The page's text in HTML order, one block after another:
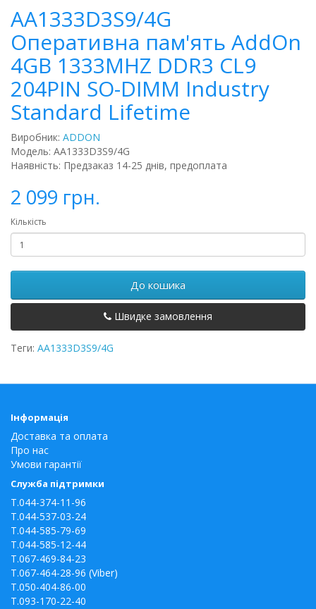
AA1333D3S9/4G
Оперативна пам'ять AddOn
4GB 1333MHZ DDR3 CL9
204PIN SO-DIMM Industry
Standard Lifetime
Виробник: ADDON
Модель: AA1333D3S9/4G
Наявність: Предзаказ 14-25 днів, предоплата
2 099 грн.
Кількість
До кошика
Швидке замовлення
Теги: AA1333D3S9/4G
Інформація
Доставка та оплата
Про нас
Умови гарантії
Служба підтримки
T.044-374-11-96
T.044-537-03-24
T.044-585-79-69
T.044-585-12-44
T.067-469-84-23
T.067-464-28-96 (Viber)
T.050-404-86-00
T.093-170-22-40